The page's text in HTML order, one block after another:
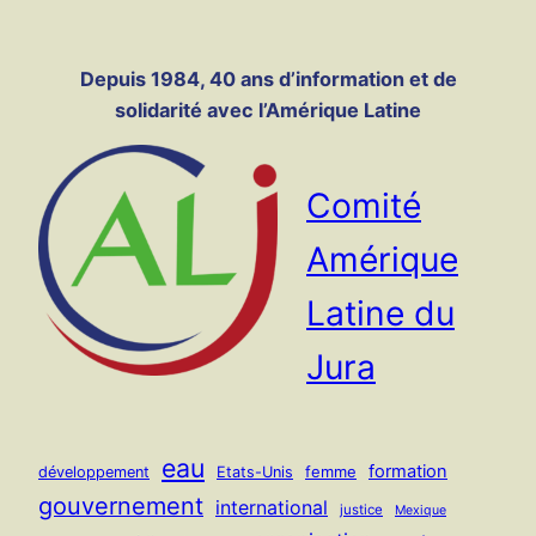
contenuDepuis 1984, 40 ans d’information et de
solidarité avec l’Amérique Latine
Comité
Amérique
Latine du
Jura
développement eau Etats-Unis femme formation
gouvernement international justice Mexique